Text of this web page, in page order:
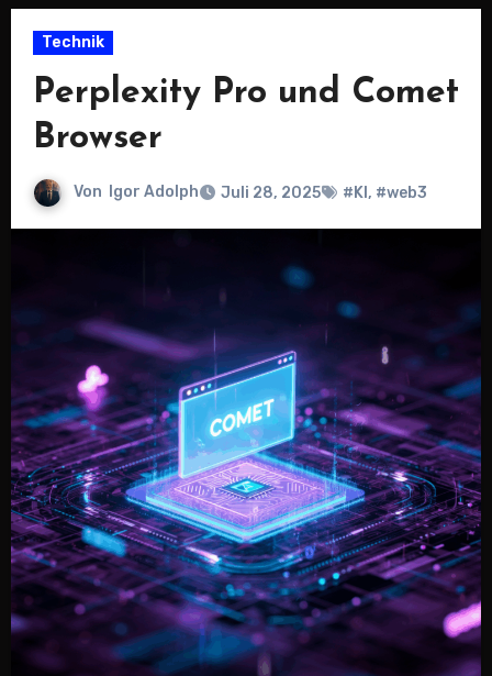
Technik
Perplexity Pro und Comet
Browser
Von Igor Adolph Juli 28, 2025 #KI , #web3